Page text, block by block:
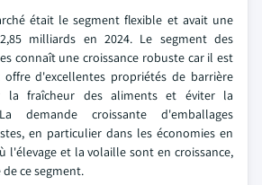
était le segment flexible et avait une
milliards en 2024. Le segment des
connaît une croissance robuste car il est
d'excellentes propriétés de barrière
la fraîcheur des aliments et éviter la
demande croissante d'emballages
en particulier dans les économies en
l'élevage et la volaille sont en croissance,
ce segment.